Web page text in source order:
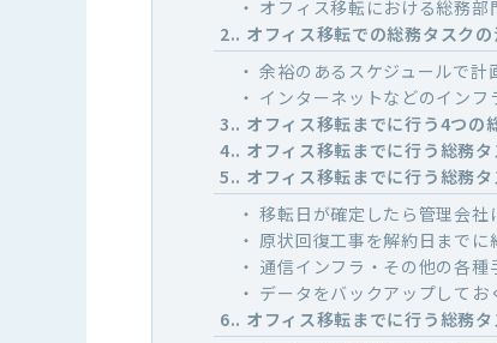
オフィス移転における総務部
2. オフィス移転での総務タスクの
余裕のあるスケジュールで計
インターネットなどのイン
3. オフィス移転までに行う4つの
4. オフィス移転までに行う総務
5. オフィス移転までに行う総務
移転日が確定したら管理会社
原状回復工事を解約日までに
通信インフラ・その他の各種
データをバックアップしてお
6. オフィス移転までに行う総務